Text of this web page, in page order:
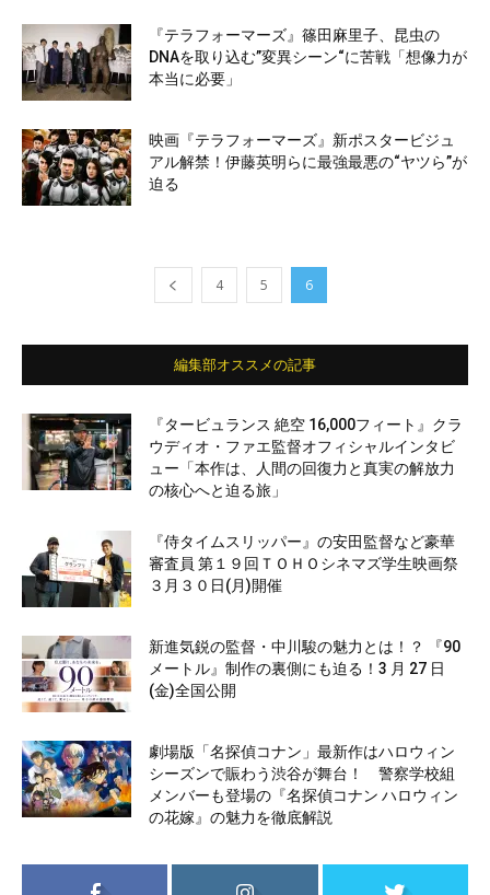
『テラフォーマーズ』篠田麻里子、昆虫の
DNAを取り込む”変異シーン“に苦戦「想像力が
本当に必要」
映画『テラフォーマーズ』新ポスタービジュ
アル解禁！伊藤英明らに最強最悪の“ヤツら”が
迫る
4 5 6
編集部オススメの記事
『タービュランス 絶空 16,000フィート』クラ
ウディオ・ファエ監督オフィシャルインタビ
ュー「本作は、人間の回復力と真実の解放力
の核心へと迫る旅」
『侍タイムスリッパー』の安田監督など豪華
審査員 第１９回ＴＯＨＯシネマズ学生映画祭
３月３０日(月)開催
新進気鋭の監督・中川駿の魅力とは！？ 『90
メートル』制作の裏側にも迫る！3 月 27 日
(金)全国公開
劇場版「名探偵コナン」最新作はハロウィン
シーズンで賑わう渋谷が舞台！ 警察学校組
メンバーも登場の『名探偵コナン ハロウィン
の花嫁』の魅力を徹底解説